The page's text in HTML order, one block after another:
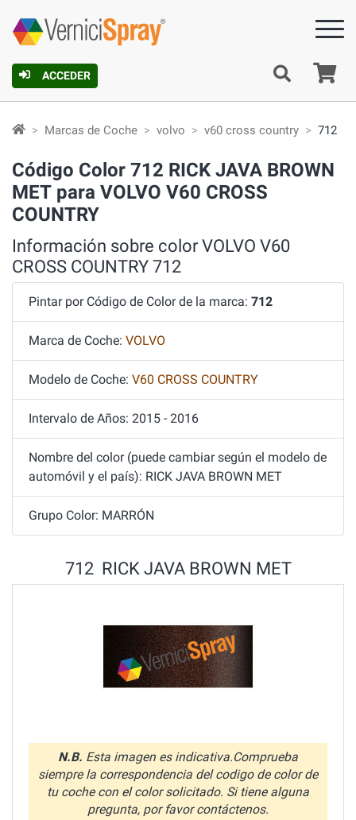
ACCEDER
Marcas de Coche volvo v60 cross country 712
Código Color 712 RICK JAVA BROWN
MET para VOLVO V60 CROSS
COUNTRY
Información sobre color VOLVO V60
CROSS COUNTRY 712
Pintar por Código de Color de la marca: 712
Marca de Coche: VOLVO
Modelo de Coche: V60 CROSS COUNTRY
Intervalo de Años: 2015 - 2016
Nombre del color (puede cambiar según el modelo de
automóvil y el país): RICK JAVA BROWN MET
Grupo Color: MARRÓN
712 RICK JAVA BROWN MET
N.B. Esta imagen es indicativa.Comprueba
siempre la correspondencia del codigo de color de
tu coche con el color solicitado. Si tiene alguna
pregunta, por favor contáctenos.